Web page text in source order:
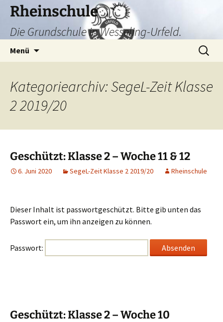
Zum
Inhalt
springen
Rheinschule
Die Grundschule in Wesseling-Urfeld.
Menü
Suchen
nach:
Kategoriearchiv: SegeL-Zeit Klasse
2 2019/20
Geschützt: Klasse 2 – Woche 11 & 12
6. Juni 2020 SegeL-Zeit Klasse 2 2019/20 Rheinschule
Dieser Inhalt ist passwortgeschützt. Bitte gib unten das
Passwort ein, um ihn anzeigen zu können.
Passwort:
Geschützt: Klasse 2 – Woche 10